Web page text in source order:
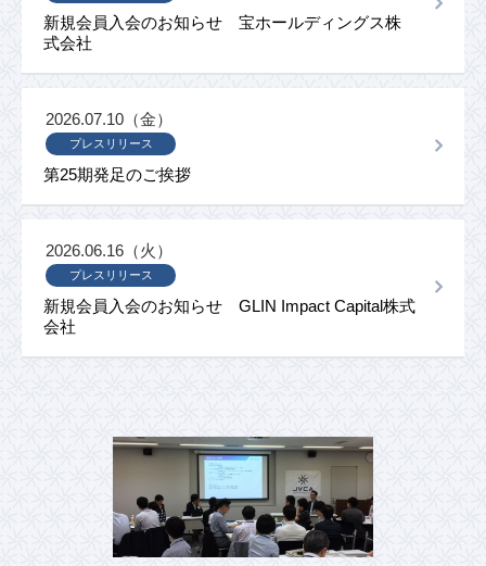
新規会員入会のお知らせ 宝ホールディングス株
式会社
第25期発足のご挨拶
プレスリリース
2026.07.10（金）
新規会員入会のお知らせ GLIN Impact Capital株式
会社
プレスリリース
2026.06.16（火）